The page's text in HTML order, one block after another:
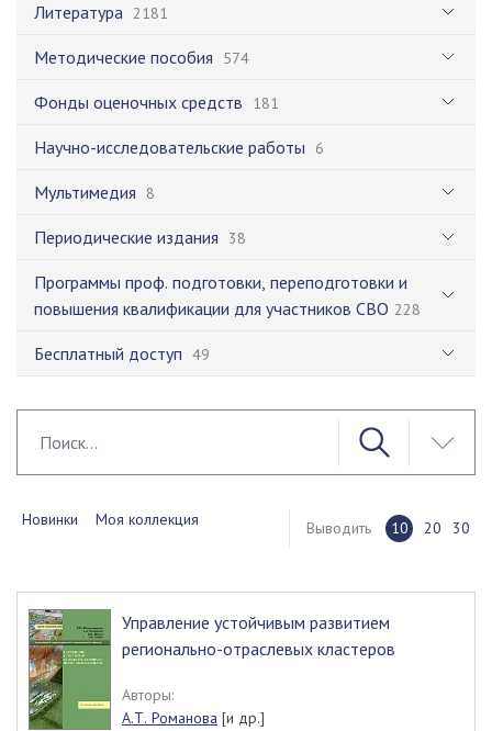
Литература 2181
Методические пособия 574
Фонды оценочных средств 181
Научно-исследовательские работы 6
Мультимедия 8
Периодические издания 38
Программы проф. подготовки, переподготовки и
повышения квалификации для участников СВО 228
Бесплатный доступ 49
Новинки Моя коллекция Выводить 10 20 30
Управление устойчивым развитием
регионально-отраслевых кластеров
Авторы:
А.Т. Романова [и др.]